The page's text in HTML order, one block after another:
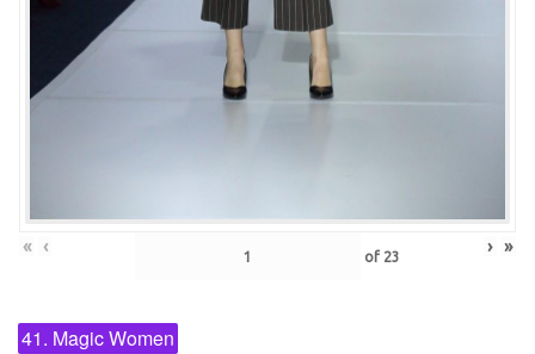
« ‹ of 23 › »
41. Magic Women